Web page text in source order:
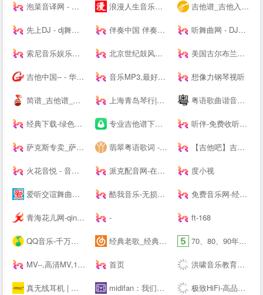
泡菜音译网 - 韩语歌词音译,谐音歌词,韩剧ost音译分享平台 浪漫人生音乐网,www.dj191.com,车载音乐,慢摇中文,武汉dj193,最新好听的dj,音乐串烧,Dj视频下载,免费下载 吉他谱_吉他入门教程_吉他教学视频_吉他谱下载-吉他屋
先上DJ - dj舞曲|dj歌曲串烧|dj慢摇舞曲|劲爆dj|车载dj 伴奏中国 伴奏网 -- 【其他均为假冒网站 将追究法律责任】 听舞曲网 - DJ舞曲,MP4,MP3免费下载,流行音乐,抖音热门歌曲,网络热门歌曲
索尼音乐娱乐中国 | Sony Music Entertainment China 北京世纪鼓风打击乐器中心-打击乐鼓风 美国古尔布兰森GULBRANSEN-百年高端品牌钢琴-（中国）--
吉他中国-- - 华语首席吉他门户！中文旗舰吉他多维平台！ 音乐MP3,最好听的歌曲,流行音乐网 - YYMP3音乐网 想像力钢琴视听
简谱_吉他谱_简谱歌谱大全_钢琴谱_歌谱曲谱大全 - 爱曲谱网 上海青岛琴行|钢琴品牌|买钢琴|学钢琴|钢琴价格|小小莫扎特钢琴城培训-- 粤语歌曲谐音网-粤语歌词谐音网
经典下载-绿色软件下载-常用软件下载 专业吉他谱下载平台 - 吉他世界 听伴-免费收听小说相声儿歌笑话段子,网络收音机|在线收听平台！
萨克斯专卖_萨克斯价格_进口萨克斯_萨克斯厂家-台湾Sertur/萨尔特萨克斯【官网】 翡翠粤语歌词 - 粤语歌词拼音注音 【吉他吧】吉他谱大全_吉他弹唱视频教学
火花音悦 - 音乐版权服务平台，正版音乐好听不贵 派克配音网-在线配音网站_广告宣传片配音_动画游戏配音公司 度小视
爱听交谊舞曲网-交谊舞曲下载,免费交谊舞曲,广场舞曲,交谊舞曲,最新交谊舞曲网 酷我音乐-无损音质正版在线试听网站 免费音乐网-经典歌曲大全、无损MP3歌曲免费下载
青海花儿网-qinghaihuaer.com.cn - ft-168
QQ音乐-千万正版音乐海量无损曲库新歌热歌天天畅听的高品质音乐平台！ 经典老歌_经典老歌大全_经典老歌100首怀旧连播 70、80、90年代经典老歌尽在-经典老歌网
MV--,高清MV,1080PMV,高清MP4,MV下载,可可MV 首页 洪啸音乐教育工作站 - 音乐教师的网络家园 - Powered by Discuz!
真无线耳机 | 蓝牙耳机 | 蓝牙耳机品牌排行榜前十名 | 骨传导耳机ANC | 北欧耳机品牌 TWS | 捷波朗 Jabra midifan：我们关注电脑音乐 极致HiFi-高品质无损音乐下载站